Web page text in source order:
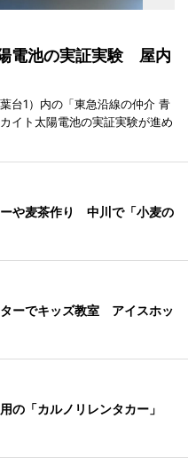
電池の実証実験 屋内
台1）内の「東急沿線の仲介 青
イト太陽電池の実証実験が進め
や麦茶作り 中川で「小麦の
ーでキッズ教室 アイスホッ
の「カルノリレンタカー」